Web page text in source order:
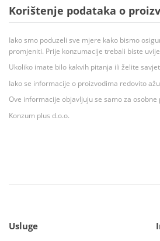
Korištenje podataka o
Iako smo poduzeli sve mjere kako bismo
promjeniti. Prije konzumacije trebali biste
Ukoliko imate bilo kakvih pitanja ili želite
Iako se informacije o proizvodima redovito
Ove informacije objavljuju se samo za
Konzum plus d.o.o.
Usluge